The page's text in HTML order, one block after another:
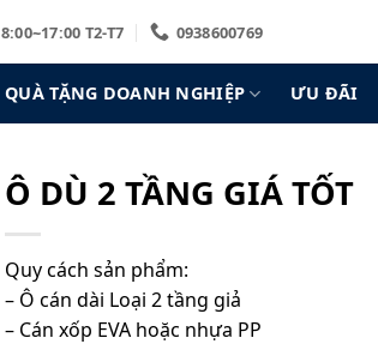
8:00~17:00 T2-T7 0938600769
QUÀ TẶNG DOANH NGHIỆP ƯU ĐÃI
Ô DÙ 2 TẦNG GIÁ TỐT
Quy cách sản phẩm:
– Ô cán dài Loại 2 tầng giả
– Cán xốp EVA hoặc nhựa PP